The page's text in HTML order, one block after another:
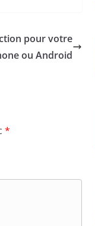
pour votre
ou Android
*